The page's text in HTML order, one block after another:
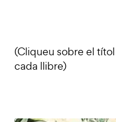
(Cliqueu sobre el
cada llibre)